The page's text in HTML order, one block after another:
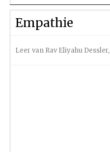
Empathie
Leer van Rav Eliyahu Dessler,